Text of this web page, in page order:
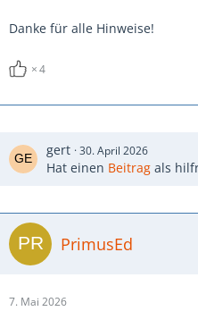
Danke für alle Hinweise!
4
gert 30. April 2026
Hat einen Beitrag als
PrimusEd
7. Mai 2026